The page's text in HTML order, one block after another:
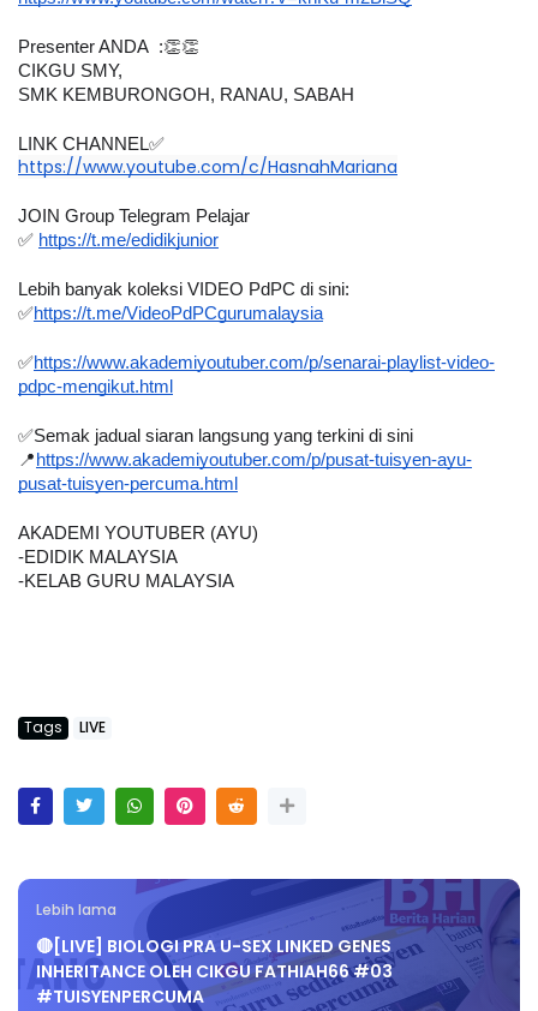
Presenter ANDA  :👏👏
CIKGU SMY,
SMK KEMBURONGOH, RANAU, SABAH
LINK CHANNEL✅
https://www.youtube.com/c/HasnahMariana
JOIN Group Telegram Pelajar
✅ https://t.me/edidikjunior
Lebih banyak koleksi VIDEO PdPC di sini:
✅https://t.me/VideoPdPCgurumalaysia
✅https://www.akademiyoutuber.com/p/senarai-playlist-video-
pdpc-mengikut.html
✅Semak jadual siaran langsung yang terkini di sini
📍 https://www.akademiyoutuber.com/p/pusat-tuisyen-ayu-
pusat-tuisyen-percuma.html
AKADEMI YOUTUBER (AYU)
-EDIDIK MALAYSIA
-KELAB GURU MALAYSIA
Tags LIVE
Lebih lama
🔴[LIVE] BIOLOGI PRA U-SEX LINKED GENES
INHERITANCE OLEH CIKGU FATHIAH66 #03
#TUISYENPERCUMA